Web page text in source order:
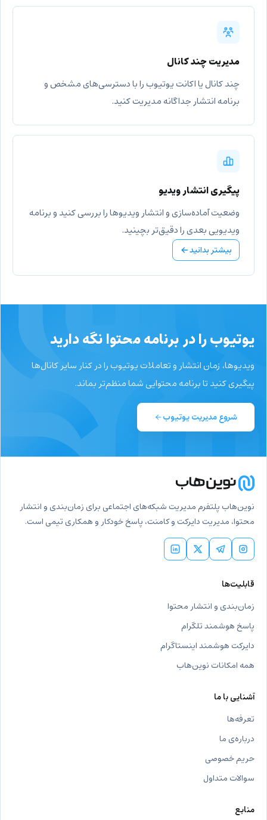
مدیریت چند کانال
چند کانال یا اکانت یوتیوب را با دسترسی‌های مشخص و
برنامه انتشار جداگانه مدیریت کنید.
پیگیری انتشار ویدیو
وضعیت آماده‌سازی و انتشار ویدیوها را بررسی کنید و برنامه
ویدیویی بعدی را دقیق‌تر بچینید.
بیشتر بدانید
یوتیوب را در برنامه محتوا نگه دارید
ویدیوها، زمان انتشار و تعاملات یوتیوب را در کنار سایر کانال‌ها
پیگیری کنید تا برنامه محتوایی شما منظم‌تر بماند.
شروع مدیریت یوتیوب
نوین‌هاب پلتفرم مدیریت شبکه‌های اجتماعی برای زمان‌بندی و انتشار
محتوا، مدیریت دایرکت و کامنت، پاسخ خودکار و همکاری تیمی است.
قابلیت‌ها
زمان‌بندی و انتشار محتوا
پاسخ هوشمند تلگرام
دایرکت هوشمند اینستاگرام
همه امکانات نوین‌هاب
آشنایی با ما
تعرفه‌ها
درباره‌ی ما
حریم خصوصی
سوالات متداول
منابع